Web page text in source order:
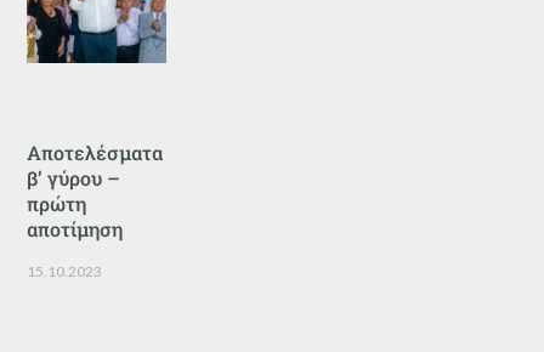
Αποτελέσματα
β’ γύρου –
πρώτη
αποτίμηση
15.10.2023